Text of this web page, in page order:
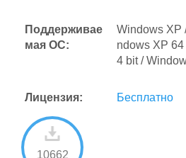
Поддерживае
мая ОС:
Windows XP
ndows XP
4 bit /
Лицензия: Бесплатно
10662